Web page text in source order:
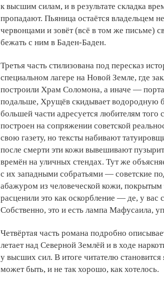
к высшим силам, и в результате складка
пропадают. Пьяница остаётся владельцем
червонцами и зовёт (всё в том же письме)
бежать с ним в Баден-Баден.
Третья часть стилизована под пересказ
специальном лагере на Новой Земле, где
построили Храм Соломона, а иначе —
подальше, Хрущёв скидывает водородную
большей части адресуется любителям того
построен на сопряжении советской
свою газету, но тексты набивают
после смерти эти кожи вывешивают
времён на уличных стендах. Тут же
с их западными собратьями — советские
абажуром из человеческой кожи,
расценили это как оскорбление — де, у вас
Собственно, это и есть лампа Мафусаила,
Четвёртая часть романа подробно
летает над Северной Землёй и в ходе
у высших сил. В итоге читателю становится
может быть, и не так хорошо, как хотелось.